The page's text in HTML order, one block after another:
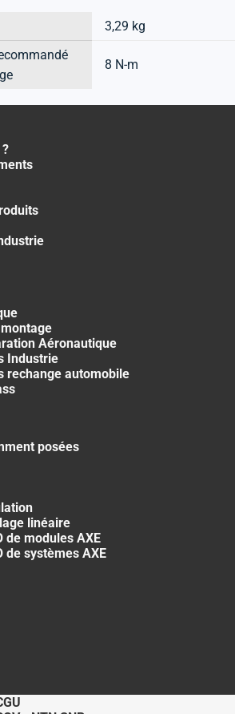
3,29 kg
8 N-m
Aéronautique
Industrie
rechange automobile
posées
linéaire
de modules AXE
de systèmes AXE